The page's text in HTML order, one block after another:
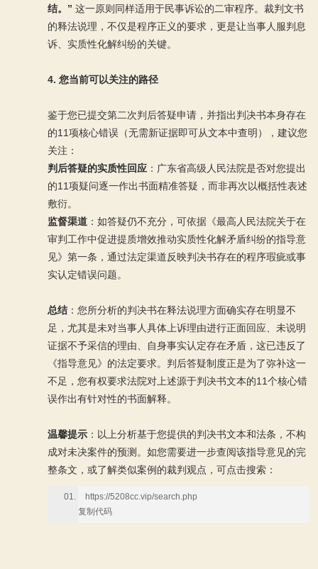
结。” 这一原则同样适用于民事诉讼的二审程序。裁判文书
的释法说理，不仅是程序正义的要求，更是让当事人服判息
诉、实质性化解纠纷的关键。
4. 您当前可以关注的路径
鉴于您已提交第二次判后答疑申请，并指出判决书本身存在
的11项核心错误（无需新证据即可从文本中查明），建议您
关注：
判后答疑的实质性回应 ：广东省高级人民法院是否对您提出
的11项疑问逐一作出书面精准答疑，而非再次以概括性表述
敷衍。
监督渠道 ：如答疑仍不充分，可依据《最高人民法院关于在
审判工作中促进提质增效推动实质性化解矛盾纠纷的指导意
见》第一条，通过法定渠道反映判决书存在的程序瑕疵或事
实认定错误问题。
总结：您所分析的判决书在释法说理方面确实存在明显不
足，尤其是未对当事人具体上诉理由进行正面回应、未说明
证据不予采信的理由、自身事实认定存在矛盾，这已违反了
《指导意见》的法定要求。判后答疑制度正是为了弥补这一
不足，您有权要求法院对上述源于判决书文本的11个核心错
误作出有针对性的书面解释。
温馨提示 ：以上分析基于您提供的判决书文本和法条，不构
成对未决案件的预测。如您需要进一步查阅该指导意见的完
整条文，或了解类似案例的裁判观点，可点击搜索：
https://5208cc.vip/search.php
复制代码